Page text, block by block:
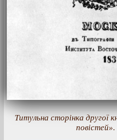
Титульна сторінка другої